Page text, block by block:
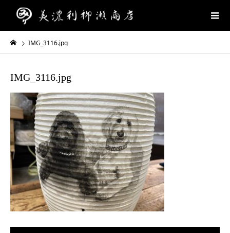
IMG_3116.jpg
IMG_3116.jpg